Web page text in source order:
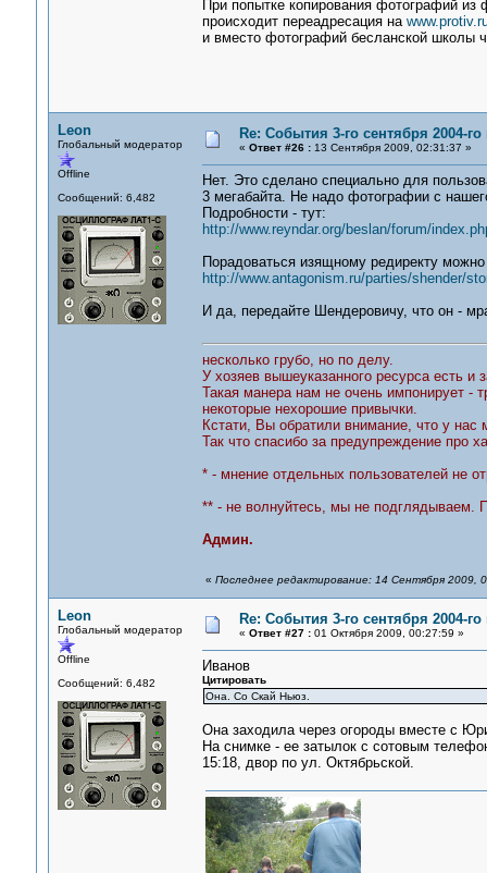
При попытке копирования фотографий
происходит переадресация на
и вместо фотографий бесланской школы
Leon
Глобальный модератор
Offline
Сообщений: 6,482
Re: События 3-го сентября 2004-
« Ответ #26 :13 Сентября 2009, 02:31:37 »
Нет. Это сделано специально для
3 мегабайта. Не надо фотографии с
Подробности - тут:
http://www.reyndar.org/beslan/forum/
Порадоваться изящному редиректу
http://www.antagonism.ru/parties/shender/
И да, передайте Шендеровичу, что он -
несколько грубо, но по делу.
У хозяев вышеуказанного ресурса есть
Такая манера нам не очень импонирует -
некоторые нехорошие привычки.
Кстати, Вы обратили внимание, что у нас
Так что спасибо за предупреждение про
* - мнение отдельных пользователей не
** - не волнуйтесь, мы не подглядываем.
Админ.
« Последнее редактирование: 14 Сентября 2009,
Leon
Глобальный модератор
Offline
Сообщений: 6,482
Re: События 3-го сентября 2004-
« Ответ #27 :01 Октября 2009, 00:27:59 »
Иванов
Цитировать
Она. Со Скай Ньюз.
Она заходила через огороды вместе с
На снимке - ее затылок с сотовым
15:18, двор по ул. Октябрьской.